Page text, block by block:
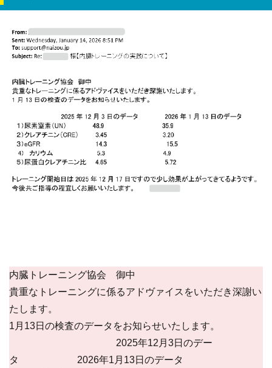
内臓トレーニング協会 御中
貴重なトレーニングに係るアドヴァイスをいただき深謝い
たします。
1月13日の検査のデータをお知らせいたします。
2025年12月3日のデー
タ 2026年1月13日のデータ